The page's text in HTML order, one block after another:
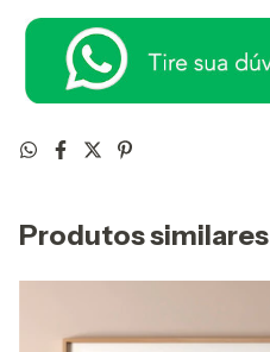
Produtos similares